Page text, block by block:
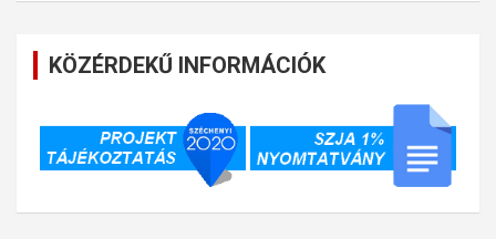
KÖZÉRDEKŰ INFORMÁCIÓK